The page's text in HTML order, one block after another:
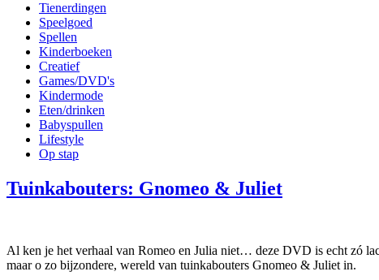
Tienerdingen
Speelgoed
Spellen
Kinderboeken
Creatief
Games/DVD's
Kindermode
Eten/drinken
Babyspullen
Lifestyle
Op stap
Tuinkabouters: Gnomeo & Juliet
Al ken je het verhaal van Romeo en Julia niet… deze DVD is echt zó
maar o zo bijzondere, wereld van tuinkabouters Gnomeo & Juliet in.